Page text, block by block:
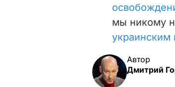
мы никому
украинским
Автор
Дмитрий